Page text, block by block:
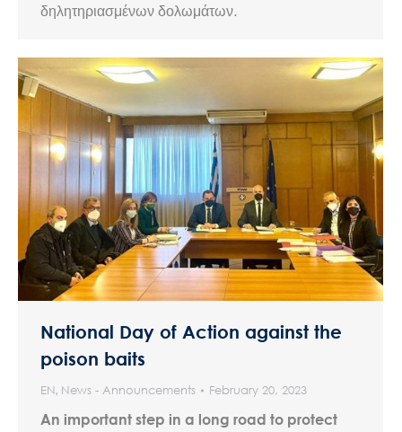
δηλητηριασμένων δολωμάτων.
National Day of Action against the
poison baits
EN, News - Announcements February 20, 2023
An important step in a long road to protect